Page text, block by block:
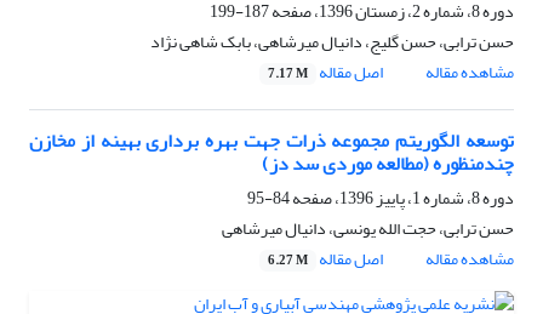
دوره 8، شماره 2، زمستان 1396، صفحه
187-199
حسن ترابی، حسن گلیج، دانیال میرشاهی، بابک شاهی نژاد
مشاهده مقاله
اصل مقاله 7.17 M
توسعه الگوریتم مجموعه ذرات جهت بهره برداری بهینه از مخازن
چندمنظوره (مطالعه موردی سد دز)
دوره 8، شماره 1، پاییز 1396، صفحه
84-95
حسن ترابی، حجت الله یونسی، دانیال میرشاهی
مشاهده مقاله
اصل مقاله 6.27 M